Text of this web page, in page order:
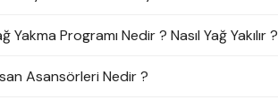
Yakma Programı Nedir ? Nasıl Yağ Yakılır ?
Asansörleri Nedir ?